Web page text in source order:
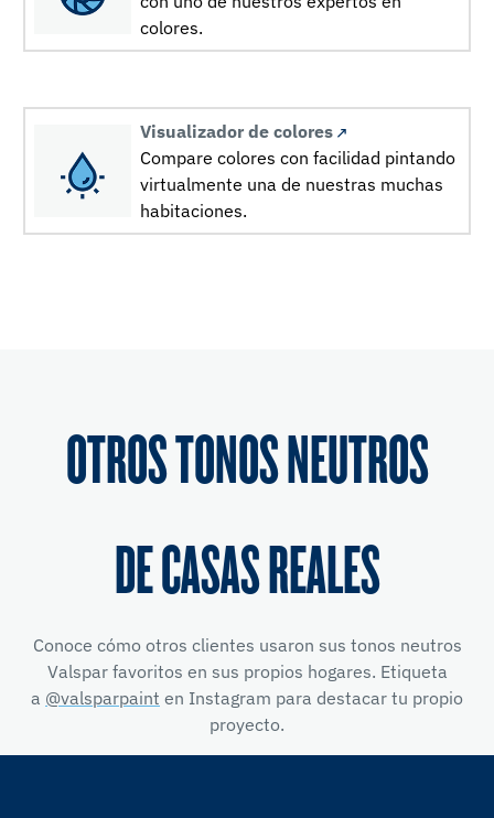
colores.
Visualizador de colores
Compare colores con facilidad pintando
virtualmente una de nuestras muchas
habitaciones.
OTROS TONOS NEUTROS
DE CASAS REALES
Conoce cómo otros clientes usaron sus tonos neutros
Valspar favoritos en sus propios hogares. Etiqueta
a @valsparpaint en Instagram para destacar tu propio
proyecto.